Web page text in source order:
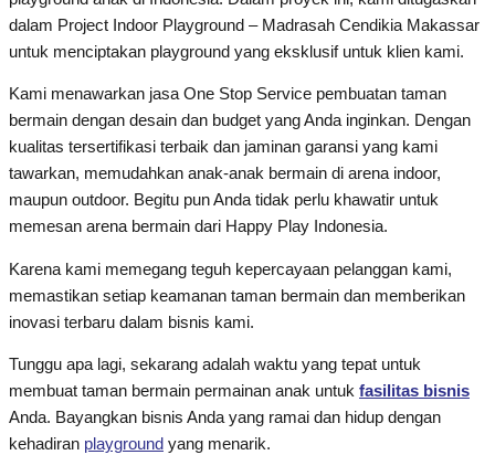
dalam Project Indoor Playground – Madrasah Cendikia Makassar
untuk menciptakan playground yang eksklusif untuk klien kami.
Kami menawarkan jasa One Stop Service pembuatan taman
bermain dengan desain dan budget yang Anda inginkan. Dengan
kualitas tersertifikasi terbaik dan jaminan garansi yang kami
tawarkan, memudahkan anak-anak bermain di arena indoor,
maupun outdoor. Begitu pun Anda tidak perlu khawatir untuk
memesan arena bermain dari Happy Play Indonesia.
Karena kami memegang teguh kepercayaan pelanggan kami,
memastikan setiap keamanan taman bermain dan memberikan
inovasi terbaru dalam bisnis kami.
Tunggu apa lagi, sekarang adalah waktu yang tepat untuk
membuat taman bermain permainan anak untuk fasilitas bisnis
Anda. Bayangkan bisnis Anda yang ramai dan hidup dengan
kehadiran playground yang menarik.